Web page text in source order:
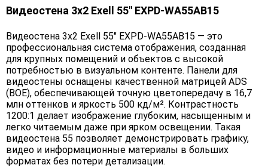
Видеостена 3x2 Exell 55" EXPD-WA55AB15
Видеостена 3х2 Exell 55" EXPD-WA55AB15 — это
профессиональная система отображения, созданная
для крупных помещений и объектов с высокой
потребностью в визуальном контенте. Панели для
видеостены оснащены качественной матрицей ADS
(BOE), обеспечивающей точную цветопередачу в 16,7
млн оттенков и яркость 500 кд/м². Контрастность
1200:1 делает изображение глубоким, насыщенным и
легко читаемым даже при ярком освещении. Такая
видеостена 55 позволяет демонстрировать графику,
видео и информационные материалы в больших
форматах без потери детализации.